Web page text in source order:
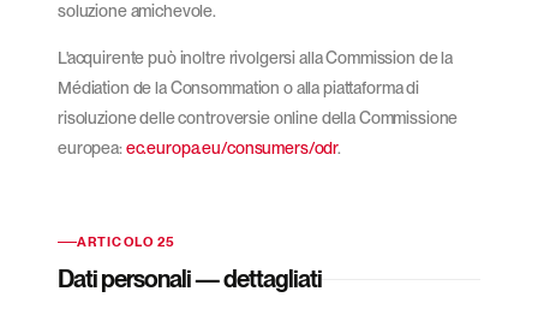
soluzione amichevole.
L'acquirente può inoltre rivolgersi alla Commission de la
Médiation de la Consommation o alla piattaforma di
risoluzione delle controversie online della Commissione
europea:ec.europa.eu/consumers/odr.
ARTICOLO 25
Dati personali — dettagliati